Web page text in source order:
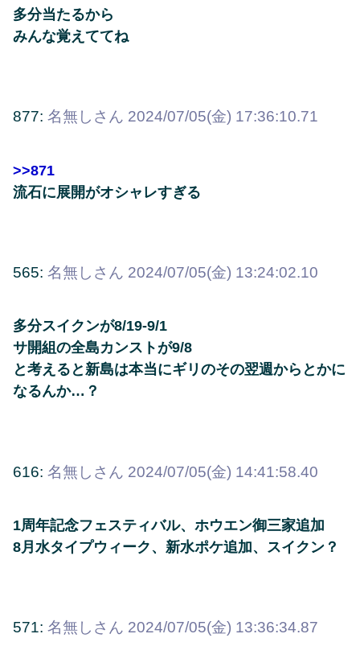
多分当たるから
みんな覚えててね
877: 名無しさん 2024/07/05(金) 17:36:10.71
>>871
流石に展開がオシャレすぎる
565: 名無しさん 2024/07/05(金) 13:24:02.10
多分スイクンが8/19-9/1
サ開組の全島カンストが9/8
と考えると新島は本当にギリのその翌週からとかに
なるんか…？
616: 名無しさん 2024/07/05(金) 14:41:58.40
1周年記念フェスティバル、ホウエン御三家追加
8月水タイプウィーク、新水ポケ追加、スイクン？
571: 名無しさん 2024/07/05(金) 13:36:34.87